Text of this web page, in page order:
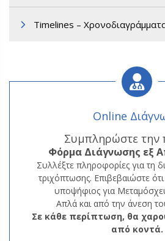
Α3. Μεταμόσχευση
Timelines –
Online
Συμπληρώστε την
Φόρμα Διάγνωσης εξ
Συλλέξτε πληροφορίες για τη
τριχόπτωσης. Επιβεβαιώστε
υποψήφιος για
Απλά και από την άνεση
Σε κάθε περίπτωση, θα
από κοντά.